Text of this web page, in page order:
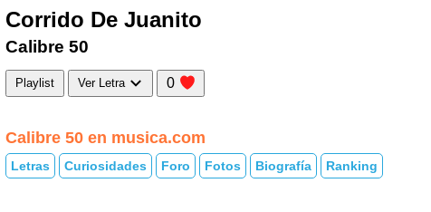
Corrido De Juanito
Calibre 50
Playlist Ver Letra 0
Calibre 50 en musica.com
Letras Curiosidades Foro Fotos Biografía Ranking